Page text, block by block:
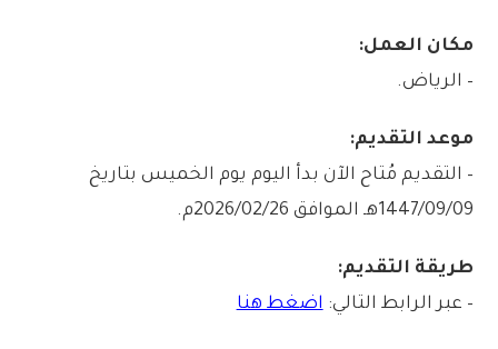
مكان العمل:
– الرياض.
موعد التقديم:
– التقديم مُتاح الآن بدأ اليوم يوم الخميس بتاريخ
1447/09/09هـ الموافق 2026/02/26م.
طريقة التقديم:
– عبر الرابط التالي: اضغط هنا